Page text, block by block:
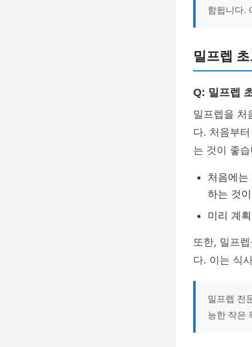
함됩니다.
밀프렙
Q: 밀프렙
밀프렙을 처
다. 처음부
는 것이 좋
처음에는
하는 것
미리 계
또한, 밀프
다. 이는 식
밀프렙 전
능한 작은